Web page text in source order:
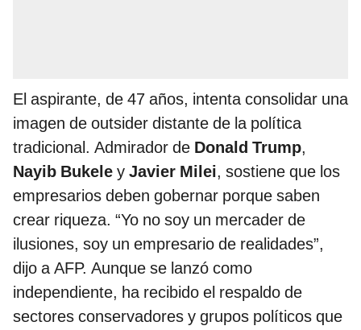
El aspirante, de 47 años, intenta consolidar una
imagen de outsider distante de la política
tradicional. Admirador de Donald Trump,
Nayib Bukele y Javier Milei, sostiene que los
empresarios deben gobernar porque saben
crear riqueza. “Yo no soy un mercader de
ilusiones, soy un empresario de realidades”,
dijo a AFP. Aunque se lanzó como
independiente, ha recibido el respaldo de
sectores conservadores y grupos políticos que